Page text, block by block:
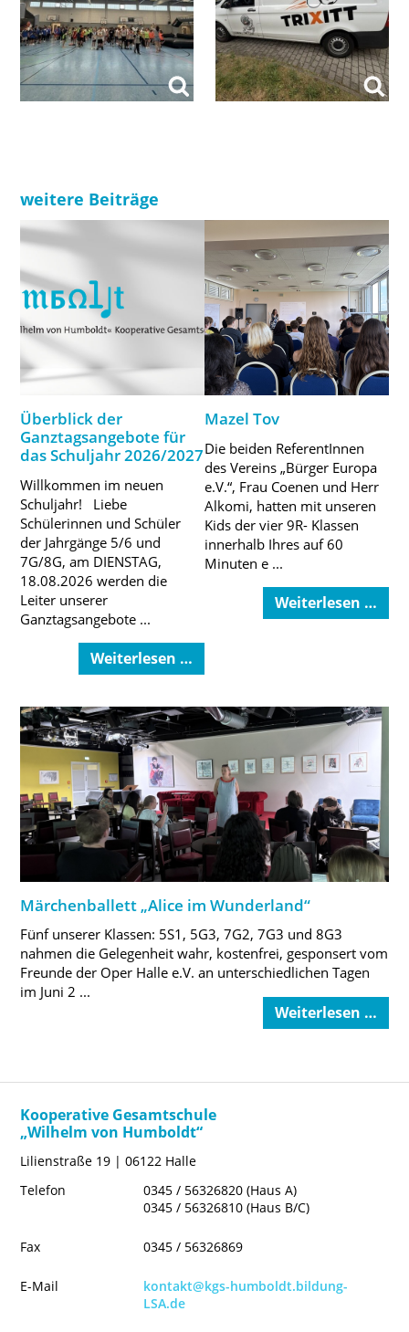
weitere Beiträge
Überblick der
Ganztagsangebote für
das Schuljahr 2026/2027
Willkommen im neuen
Schuljahr! Liebe
Schülerinnen und Schüler
der Jahrgänge 5/6 und
7G/8G, am DIENSTAG,
18.08.2026 werden die
Leiter unserer
Ganztagsangebote ...
Weiterlesen …
Mazel Tov
Die beiden ReferentInnen
des Vereins „Bürger Europa
e.V.“, Frau Coenen und Herr
Alkomi, hatten mit unseren
Kids der vier 9R- Klassen
innerhalb Ihres auf 60
Minuten e ...
Weiterlesen …
Märchenballett „Alice im Wunderland“
Fünf unserer Klassen: 5S1, 5G3, 7G2, 7G3 und 8G3
nahmen die Gelegenheit wahr, kostenfrei, gesponsert vom
Freunde der Oper Halle e.V. an unterschiedlichen Tagen
im Juni 2 ...
Weiterlesen …
Kooperative Gesamtschule
„Wilhelm von Humboldt“
Lilienstraße 19 | 06122 Halle
Telefon
0345 / 56326820 (Haus A)
0345 / 56326810 (Haus B/C)
Fax 0345 / 56326869
E-Mail
kontakt@kgs-humboldt.bildung-
LSA.de